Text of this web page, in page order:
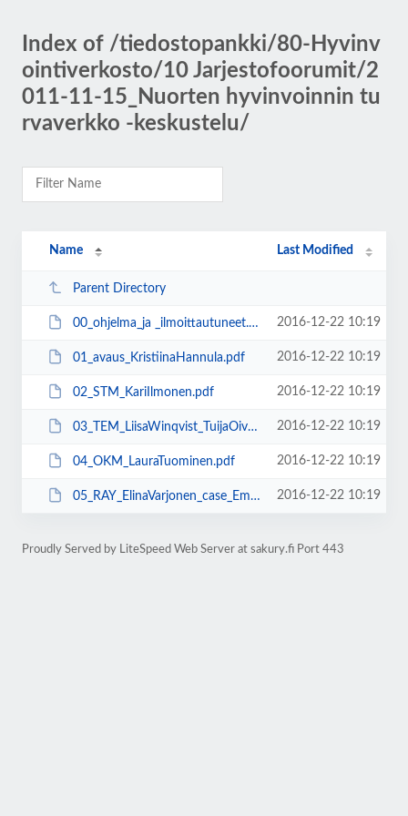
Index of /tiedostopankki/80-Hyvinv
ointiverkosto/10 Jarjestofoorumit/2
011-11-15_Nuorten hyvinvoinnin tu
rvaverkko -keskustelu/
Name Last Modified
Parent Directory
00_ohjelma_ja _ilmoittautuneet.pdf 2016-12-22 10:19
01_avaus_KristiinaHannula.pdf 2016-12-22 10:19
02_STM_KariIlmonen.pdf 2016-12-22 10:19
03_TEM_LiisaWinqvist_TuijaOivo(1).pdf 2016-12-22 10:19
04_OKM_LauraTuominen.pdf 2016-12-22 10:19
05_RAY_ElinaVarjonen_case_Emma_et_Elias.pdf 2016-12-22 10:19
Proudly Served by LiteSpeed Web Server at sakury.fi Port 443